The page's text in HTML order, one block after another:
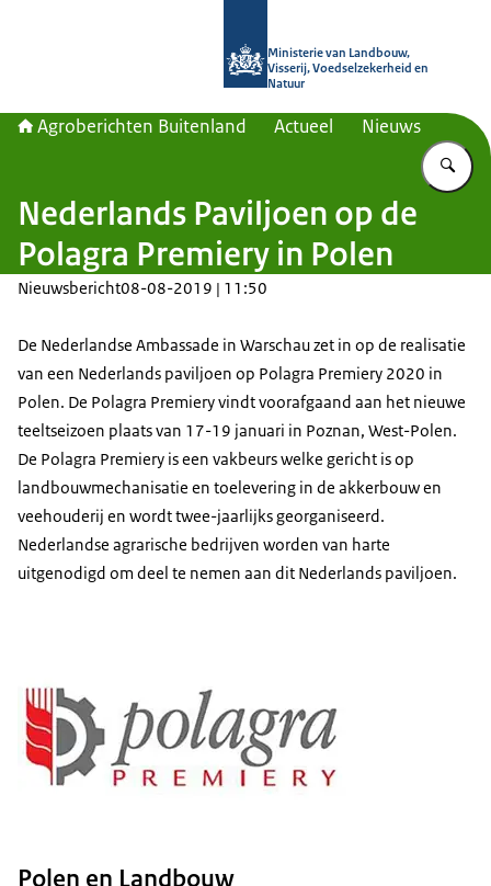
Ministerie van Landbouw,
Visserij, Voedselzekerheid en
Natuur
Agroberichten Buitenland Actueel Nieuws
Nederlands Paviljoen op de
Polagra Premiery in Polen
Nieuwsbericht08-08-2019 | 11:50
De Nederlandse Ambassade in Warschau zet in op de realisatie
van een Nederlands paviljoen op Polagra Premiery 2020 in
Polen. De Polagra Premiery vindt voorafgaand aan het nieuwe
teeltseizoen plaats van 17-19 januari in Poznan, West-Polen.
De Polagra Premiery is een vakbeurs welke gericht is op
landbouwmechanisatie en toelevering in de akkerbouw en
veehouderij en wordt twee-jaarlijks georganiseerd.
Nederlandse agrarische bedrijven worden van harte
uitgenodigd om deel te nemen aan dit Nederlands paviljoen.
Polen en Landbouw